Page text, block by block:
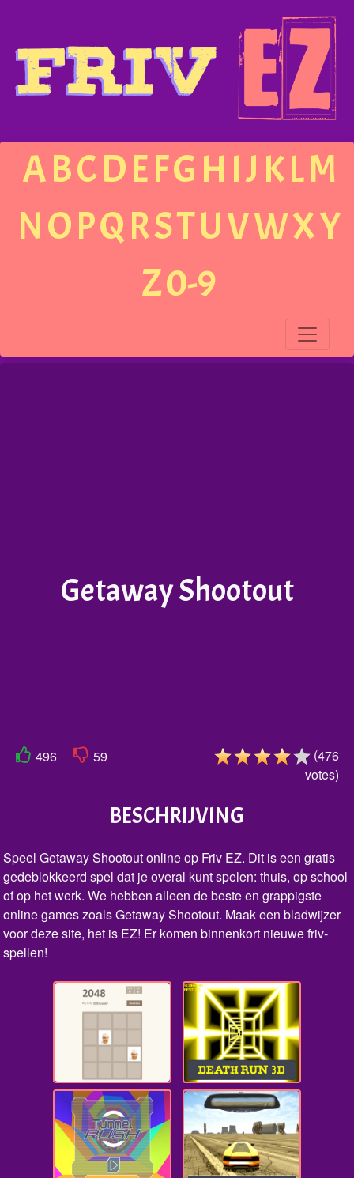
ABCDEFGH IJ KLM
NOPQRSTUVWXY
Z0-9
Getaway Shootout
496 59 (476
votes)
BESCHRIJVING
Speel Getaway Shootout online op Friv EZ. Dit is een gratis
gedeblokkeerd spel dat je overal kunt spelen: thuis, op school
of op het werk. We hebben alleen de beste en grappigste
online games zoals Getaway Shootout. Maak een bladwijzer
voor deze site, het is EZ! Er komen binnenkort nieuwe friv-
spellen!